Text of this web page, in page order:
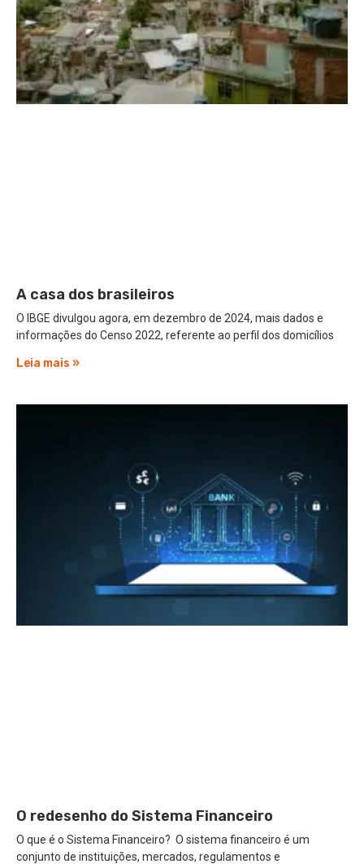
A casa dos brasileiros
O IBGE divulgou agora, em dezembro de 2024, mais dados e
informações do Censo 2022, referente ao perfil dos domicílios
Leia mais »
O redesenho do Sistema Financeiro
O que é o Sistema Financeiro? O sistema financeiro é um
conjunto de instituições, mercados, regulamentos e